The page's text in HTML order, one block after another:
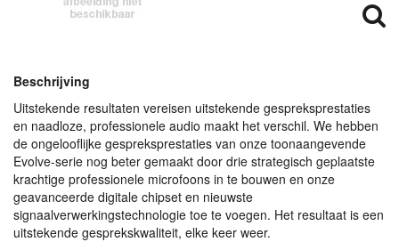
Beschrijving
Uitstekende resultaten vereisen uitstekende gespreksprestaties
en naadloze, professionele audio maakt het verschil. We hebben
de ongelooflijke gespreksprestaties van onze toonaangevende
Evolve-serie nog beter gemaakt door drie strategisch geplaatste
krachtige professionele microfoons in te bouwen en onze
geavanceerde digitale chipset en nieuwste
signaalverwerkingstechnologie toe te voegen. Het resultaat is een
uitstekende gesprekskwaliteit, elke keer weer.